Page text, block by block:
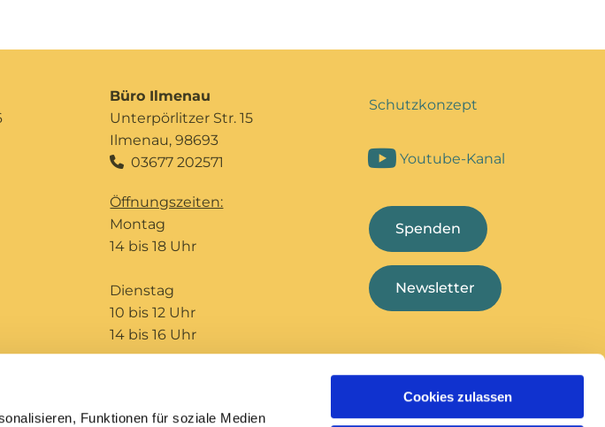
Funktionen für soziale Medien
Cookies zulassen
Büro Ilmenau
Unterpörlitzer Str. 15
Ilmenau, 98693
 03677 202571
Öffnungszeiten:
Montag
14 bis 18 Uhr
Dienstag
10 bis 12 Uhr
14 bis 16 Uhr
Schutzkonzept
Youtube-Kanal
Spenden
Newsletter
Bildungshaus St. Ursula Bildungshaus Marcel